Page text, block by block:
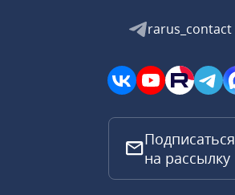
rarus_contact
Подписаться
на рассылку